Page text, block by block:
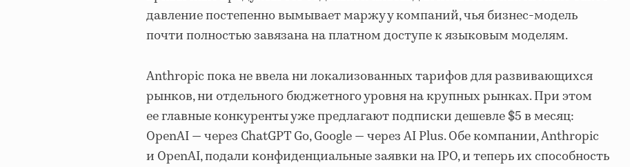
давление постепенно вымывает маржу у компаний, чья бизнес-модель
почти полностью завязана на платном доступе к языковым моделям.
Anthropic пока не ввела ни локализованных тарифов для развивающихся
рынков, ни отдельного бюджетного уровня на крупных рынках. При этом
ее главные конкуренты уже предлагают подписки дешевле $5 в месяц:
OpenAI — через ChatGPT Go, Google — через AI Plus. Обе компании, Anthropic
и OpenAI, подали конфиденциальные заявки на IPO, и теперь их способность